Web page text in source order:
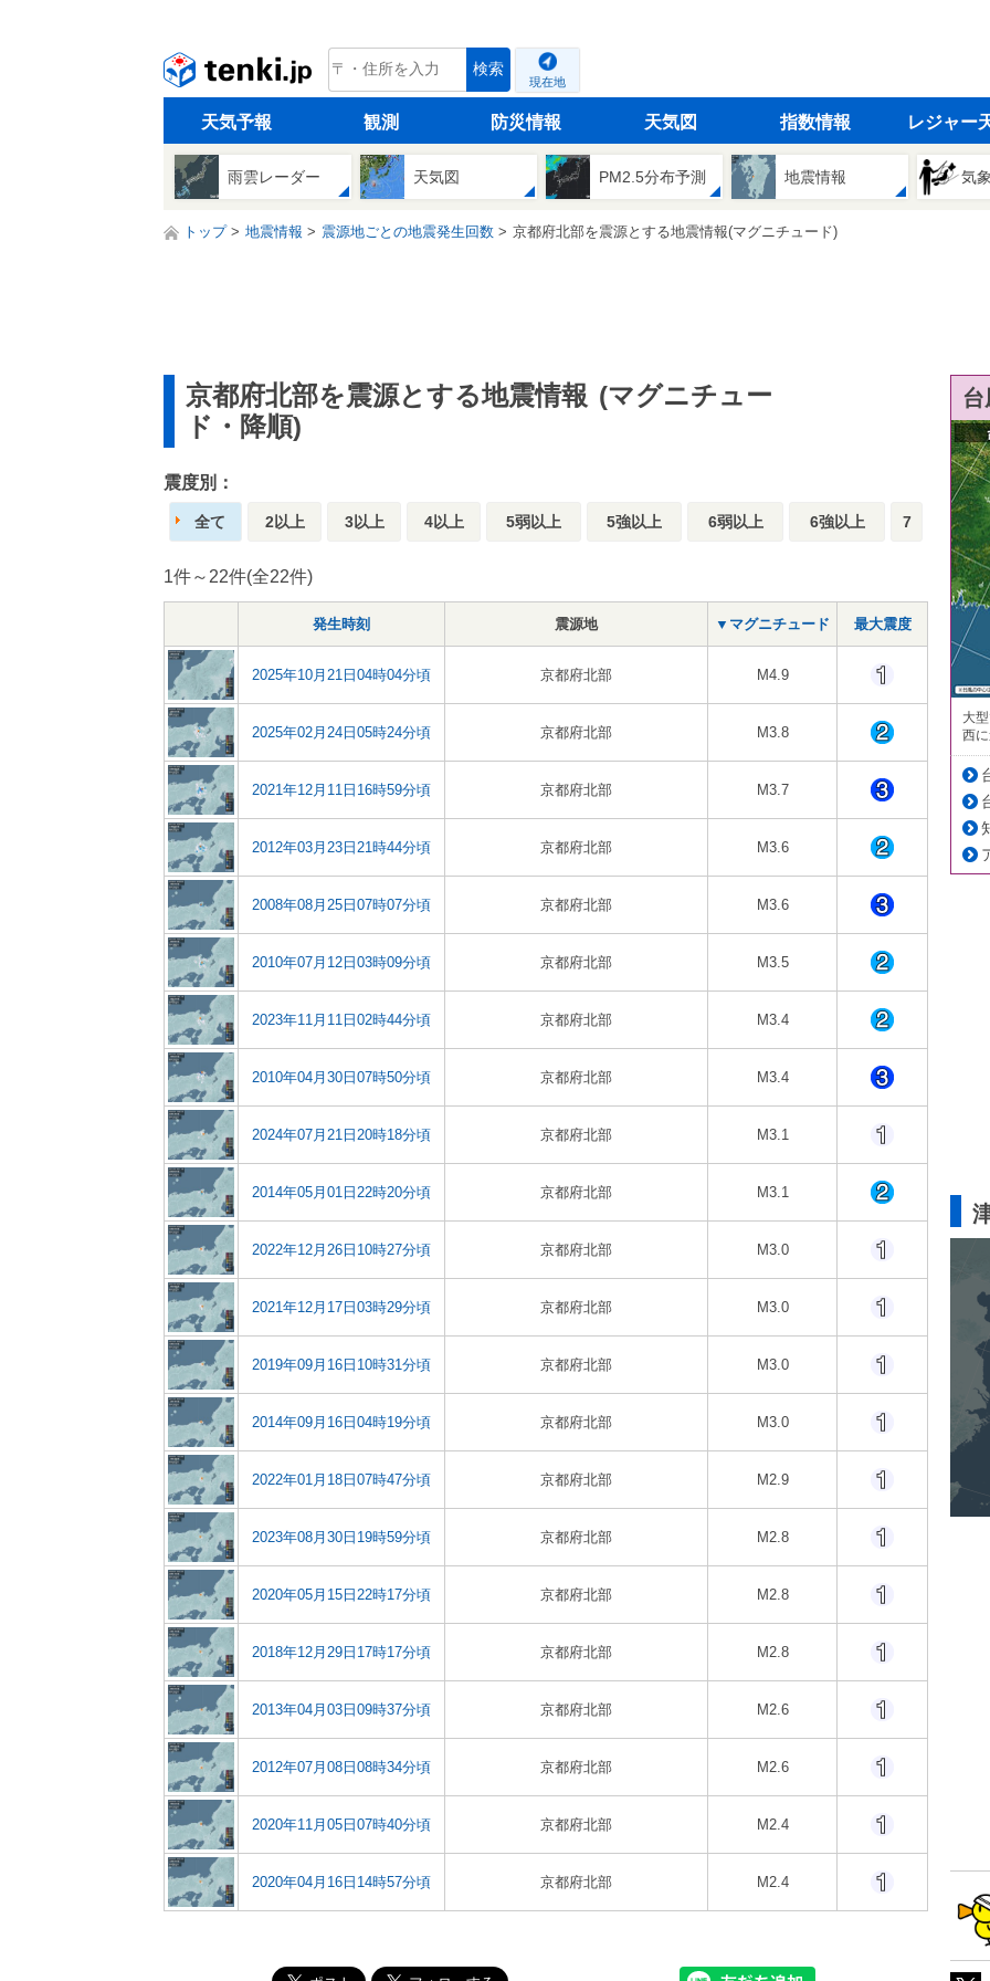
tenki.jp 検索
現在地
天気予報 観測 防災情報 天気図 指数情報 レジャー
雨雲レーダー 天気図 PM2.5分布予測 地震情報 気
トップ 地震情報 震源地ごとの地震発生回数 京都府北部を震源とする地震情報(マグニチュード)
京都府北部を震源とする地震情報 (マグニチュー
ド・降順)
震度別：
全て 2以上 3以上 4以上 5弱以上 5強以上 6弱以上 6強以上 7
1件～22件(全22件)
発生時刻 震源地 ▼マグニチュード 最大震度
2025年10月21日04時04分頃 京都府北部 M4.9
2025年02月24日05時24分頃 京都府北部 M3.8
2021年12月11日16時59分頃 京都府北部 M3.7
2012年03月23日21時44分頃 京都府北部 M3.6
2008年08月25日07時07分頃 京都府北部 M3.6
2010年07月12日03時09分頃 京都府北部 M3.5
2023年11月11日02時44分頃 京都府北部 M3.4
2010年04月30日07時50分頃 京都府北部 M3.4
2024年07月21日20時18分頃 京都府北部 M3.1
2014年05月01日22時20分頃 京都府北部 M3.1
2022年12月26日10時27分頃 京都府北部 M3.0
2021年12月17日03時29分頃 京都府北部 M3.0
2019年09月16日10時31分頃 京都府北部 M3.0
2014年09月16日04時19分頃 京都府北部 M3.0
2022年01月18日07時47分頃 京都府北部 M2.9
2023年08月30日19時59分頃 京都府北部 M2.8
2020年05月15日22時17分頃 京都府北部 M2.8
2018年12月29日17時17分頃 京都府北部 M2.8
2013年04月03日09時37分頃 京都府北部 M2.6
2012年07月08日08時34分頃 京都府北部 M2.6
2020年11月05日07時40分頃 京都府北部 M2.4
2020年04月16日14時57分頃 京都府北部 M2.4
大
西